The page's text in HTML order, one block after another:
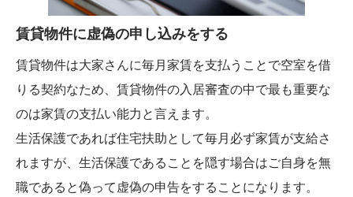
賃貸物件に虚偽の申し込みをする
賃貸物件は大家さんに毎月家賃を支払うことで空室を借
りる契約なため、賃貸物件の入居審査の中で最も重要な
のは家賃の支払い能力と言えます。
生活保護であれば住宅扶助として毎月必ず家賃が支給さ
れますが、生活保護であることを隠す場合はご自身を無
職であると偽って虚偽の申告をすることになります。